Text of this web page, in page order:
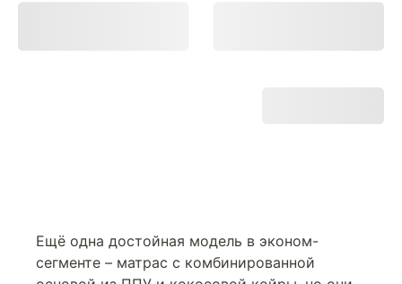
Ещё одна достойная модель в эконом-
сегменте – матрас с комбинированной